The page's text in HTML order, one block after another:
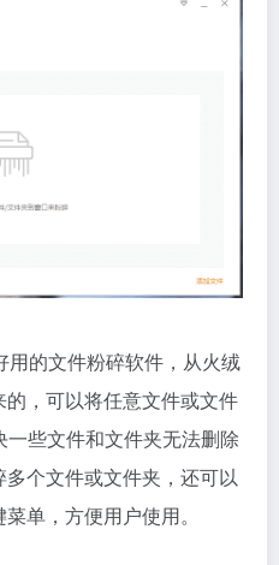
用的文件粉碎软件，从火绒
，可以将任意文件或文件
一些文件和文件夹无法删除
个文件或文件夹，还可以
单，方便用户使用。